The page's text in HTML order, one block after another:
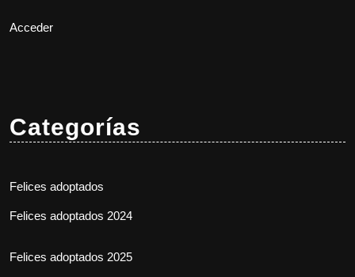
Acceder
Categorías
Felices adoptados
Felices adoptados 2024
Felices adoptados 2025